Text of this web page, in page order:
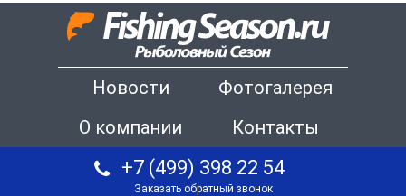
Новости
Фотогалерея
О компании
Контакты
+7 (499) 398 22 54
Заказать обратный звонок